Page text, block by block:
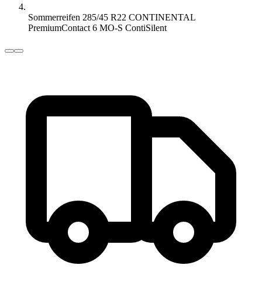
Sommerreifen 285/45 R22 CONTINENTAL
PremiumContact 6 MO-S ContiSilent